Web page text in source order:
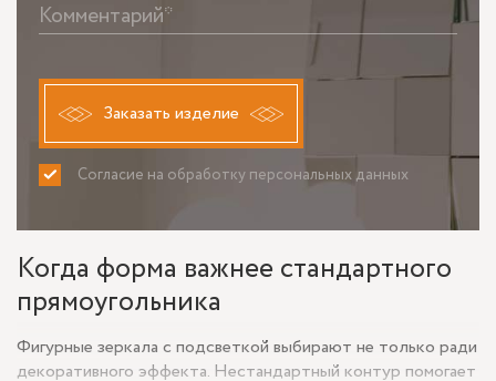
Комментарий*
Заказать изделие
Согласие на обработку персональных данных
ПРИНИМАЮ НЕ ПРИНИМАЮ
Когда форма важнее стандартного
прямоугольника
Фигурные зеркала с подсветкой выбирают не только ради
декоративного эффекта. Нестандартный контур помогает